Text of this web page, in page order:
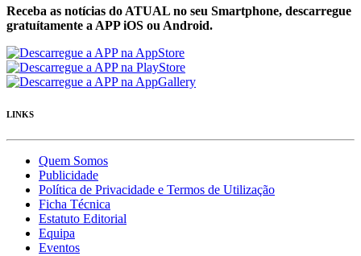
Receba as notícias do ATUAL no seu Smartphone, descarregue
gratuítamente a APP iOS ou Android.
LINKS
Quem Somos
Publicidade
Política de Privacidade e Termos de Utilização
Ficha Técnica
Estatuto Editorial
Equipa
Eventos